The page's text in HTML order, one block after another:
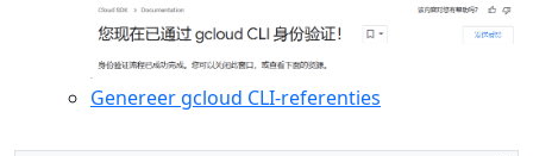
Genereer gcloud CLI-referenties